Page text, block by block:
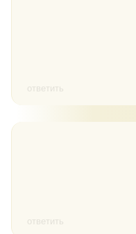
ответить
ответить